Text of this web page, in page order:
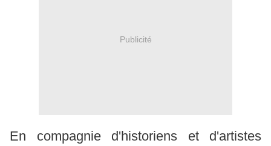
Publicité
En compagnie d'historiens et d'artistes